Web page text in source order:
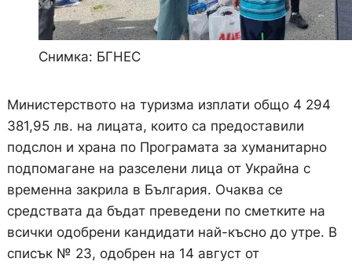
Снимка: БГНЕС
Министерството на туризма изплати общо 4 294
381,95 лв. на лицата, които са предоставили
подслон и храна по Програмата за хуманитарно
подпомагане на разселени лица от Украйна с
временна закрила в България. Очаква се
средствата да бъдат преведени по сметките на
всички одобрени кандидати най-късно до утре. В
списък № 23, одобрен на 14 август от